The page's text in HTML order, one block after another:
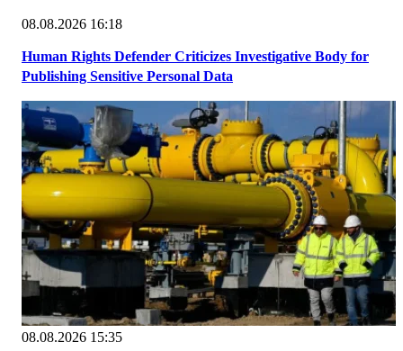
08.08.2026 16:18
Human Rights Defender Criticizes Investigative Body for
Publishing Sensitive Personal Data
08.08.2026 15:35